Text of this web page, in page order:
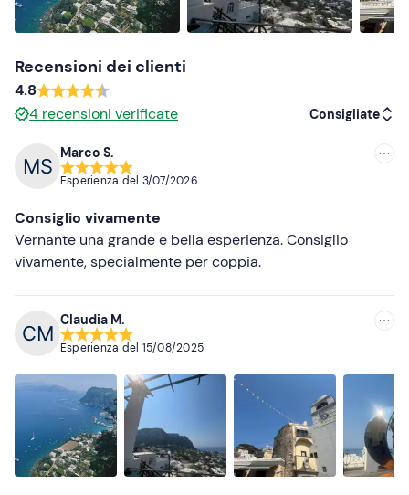
Recensioni dei clienti
4.8
4 recensioni verificate Consigliate
Meno recenti
Marco S.
Esperienza del 3/07/2026
Consiglio vivamente
Vernante una grande e bella esperienza. Consiglio
vivamente, specialmente per coppia.
Claudia M.
Esperienza del 15/08/2025